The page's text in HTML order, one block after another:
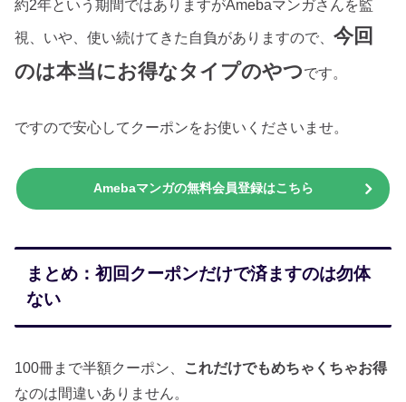
約2年という期間ではありますがAmebaマンガさんを監
視、いや、使い続けてきた自負がありますので、 今回
のは本当にお得なタイプのやつです。
ですので安心してクーポンをお使いくださいませ。
Amebaマンガの無料会員登録はこちら
まとめ：初回クーポンだけで済ますのは勿体
ない
100冊まで半額クーポン、
これだけでもめちゃくちゃお得
なのは間違いありません。